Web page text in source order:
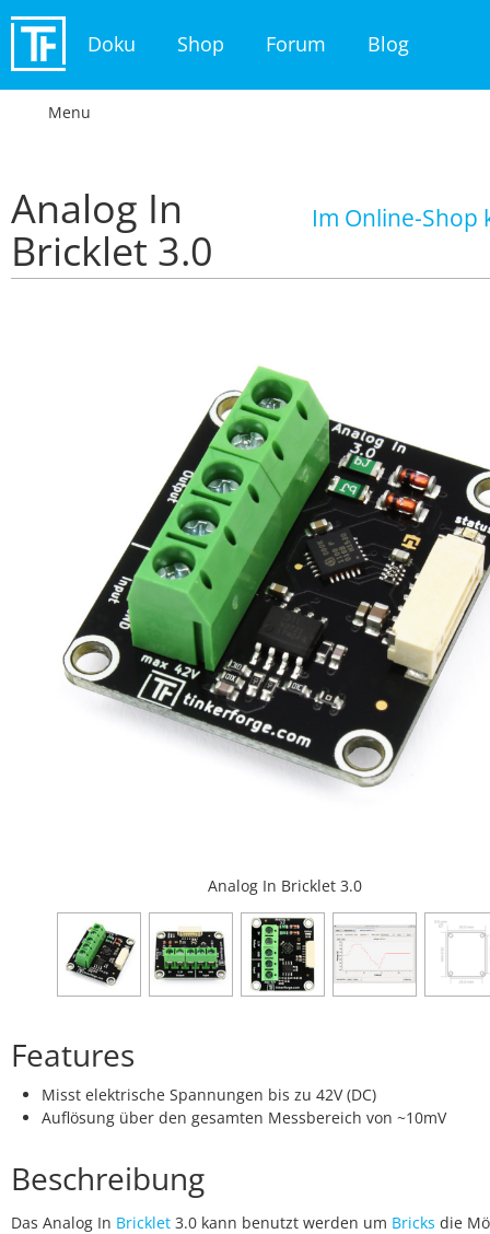
Doku Shop Forum Blog
Menu
Im Online-Shop
Analog In
Bricklet 3.0
Analog In Bricklet 3.0
Features
Misst elektrische Spannungen bis zu 42V (DC)
Auflösung über den gesamten Messbereich von ~10mV
Beschreibung
Das Analog In Bricklet 3.0 kann benutzt werden um Bricks die